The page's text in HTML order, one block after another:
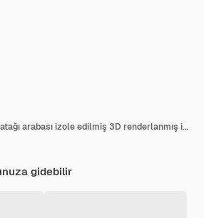
Sedye Hastane yatağı arabası izole edilmiş 3D renderlanmış illüstrasyon
gidebilir